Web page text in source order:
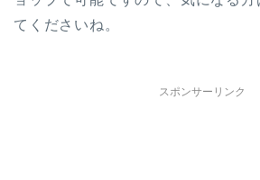
てくださいね。
スポンサーリンク